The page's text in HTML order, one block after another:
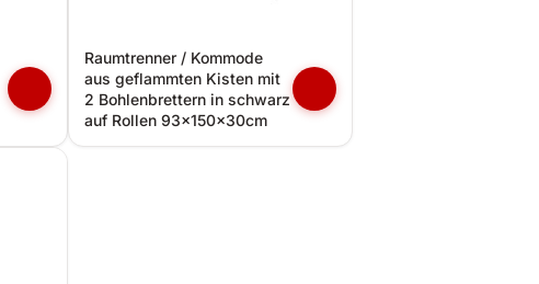
Raumtrenner / Kommode
aus geflammten Kisten mit
2 Bohlenbrettern in schwarz
auf Rollen 93x150x30cm